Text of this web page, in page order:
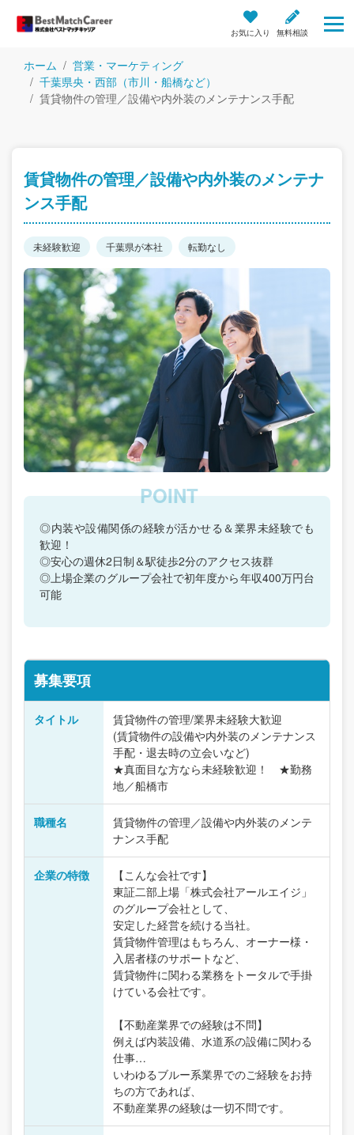
お気に入り 無料相談
ホーム
営業・マーケティング
千葉県央・西部（市川・船橋など）
賃貸物件の管理／設備や内外装のメンテナンス手配
賃貸物件の管理／設備や内外装のメンテナ
ンス手配
未経験歓迎 千葉県が本社 転勤なし
◎内装や設備関係の経験が活かせる＆業界未経験でも
歓迎！
◎安心の週休2日制＆駅徒歩2分のアクセス抜群
◎上場企業のグループ会社で初年度から年収400万円台
可能
募集要項
タイトル
賃貸物件の管理/業界未経験大歓迎
(賃貸物件の設備や内外装のメンテナンス
手配・退去時の立会いなど)
★真面目な方なら未経験歓迎！ ★勤務
地／船橋市
職種名
賃貸物件の管理／設備や内外装のメンテ
ナンス手配
企業の特徴
【こんな会社です】
東証二部上場「株式会社アールエイジ」
のグループ会社として、
安定した経営を続ける当社。
賃貸物件管理はもちろん、オーナー様・
入居者様のサポートなど、
賃貸物件に関わる業務をトータルで手掛
けている会社です。
【不動産業界での経験は不問】
例えば内装設備、水道系の設備に関わる
仕事…
いわゆるブルー系業界でのご経験をお持
ちの方であれば、
不動産業界の経験は一切不問です。